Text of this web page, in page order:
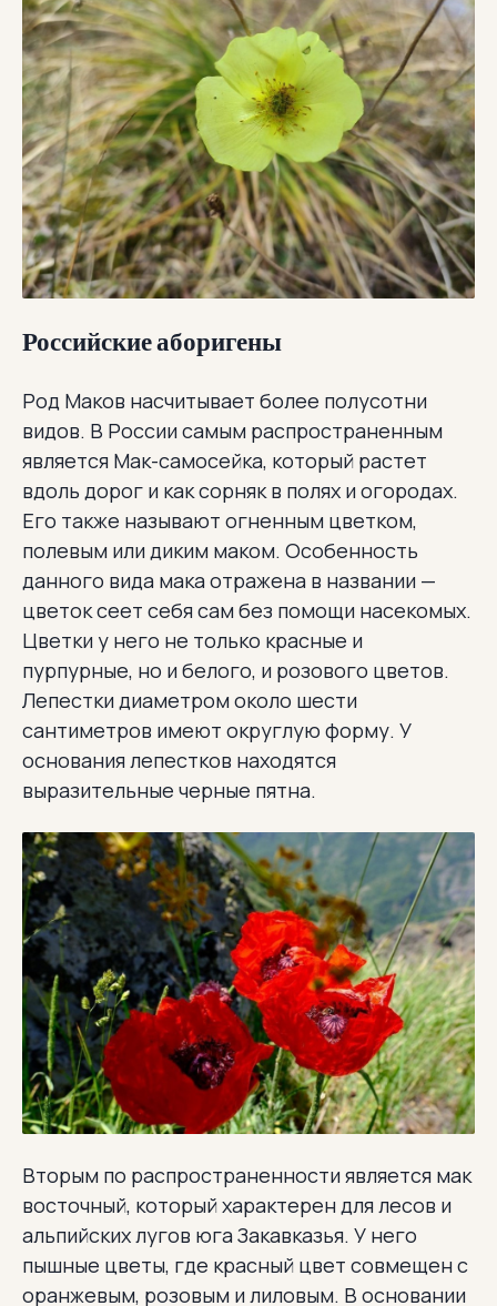
Российские аборигены
Род Маков насчитывает более полусотни
видов. В России самым распространенным
является Мак-самосейка, который растет
вдоль дорог и как сорняк в полях и огородах.
Его также называют огненным цветком,
полевым или диким маком. Особенность
данного вида мака отражена в названии —
цветок сеет себя сам без помощи насекомых.
Цветки у него не только красные и
пурпурные, но и белого, и розового цветов.
Лепестки диаметром около шести
сантиметров имеют округлую форму. У
основания лепестков находятся
выразительные черные пятна.
Вторым по распространенности является мак
восточный, который характерен для лесов и
альпийских лугов юга Закавказья. У него
пышные цветы, где красный цвет совмещен с
оранжевым, розовым и лиловым. В основании